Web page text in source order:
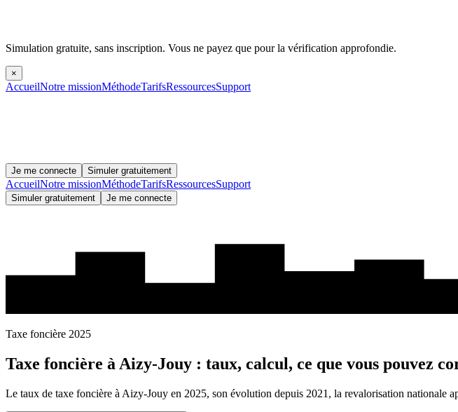
Simulation gratuite, sans inscription. Vous ne payez que pour la vérification approfondie.
×
AccueilNotre missionMéthodeTarifsRessourcesSupport
Je me connecte Simuler gratuitement
AccueilNotre missionMéthodeTarifsRessourcesSupport
Simuler gratuitement Je me connecte
Taxe foncière 2025
Taxe foncière à Aizy-Jouy : taux, calcul, ce que vous pouvez
Le taux de taxe foncière à Aizy-Jouy en 2025, son évolution depuis 2021, la revalorisation nationale